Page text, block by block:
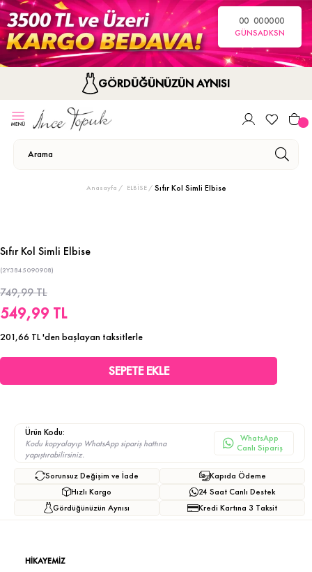
00
GÜN
00
SA
00
DK
00
SN
GÖRDÜĞÜNÜZÜN AYNISI
Anasayfa ELBİSE Sıfır Kol Simli Elbise
Sıfır Kol Simli Elbise
(2Y3845090908)
749,99 TL
549,99 TL
201,66 TL'den başlayan taksitlerle
Ürün Kodu:
Kodu kopyalayıp WhatsApp sipariş hattına
yapıştırabilirsiniz.
WhatsApp
Canlı Sipariş
Sorunsuz Değişim ve İade
Hızlı Kargo
Gördüğünüzün Aynısı
Kapıda Ödeme
24 Saat Canlı Destek
Kredi Kartına 3 Taksit
HİKAYEMİZ